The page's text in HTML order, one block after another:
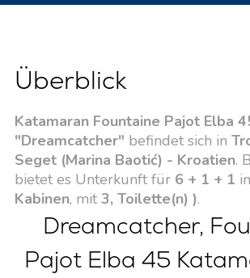
Überblick
Katamaran Fountaine Pajot Elba
"Dreamcatcher" befindet sich in
Seget (Marina Baotić) - Kroatien.
bietet es Unterkunft für 6 + 1 + 1 in
Kabinen, mit 3, Toilette(n) ).
Dreamcatcher,
Pajot Elba 45